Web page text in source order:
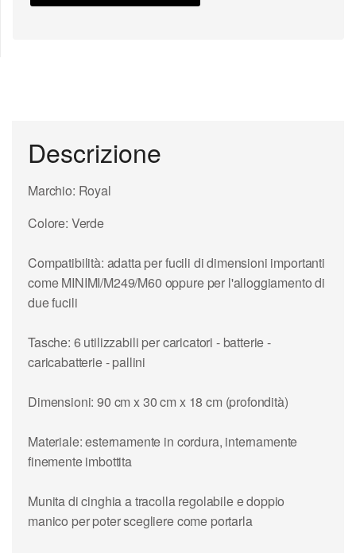
Descrizione
Marchio: Royal
Colore: Verde
Compatibilità: adatta per fucili di dimensioni importanti
come MINIMI/M249/M60 oppure per l'alloggiamento di
due fucili
Tasche: 6 utilizzabili per caricatori - batterie -
caricabatterie - pallini
Dimensioni: 90 cm x 30 cm x 18 cm (profondità)
Materiale: esternamente in cordura, internamente
finemente imbottita
Munita di cinghia a tracolla regolabile e doppio
manico per poter scegliere come portarla